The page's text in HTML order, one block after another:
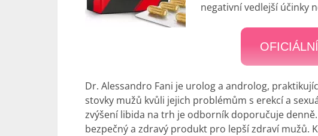
negativní vedlejší účinky
Dr. Alessandro Fani je urolog a androlog,
stovky mužů kvůli jejich problémům s erekcí a
zvýšení libida na trh je odborník doporučuje
bezpečný a zdravý produkt pro lepší zdraví mužů.